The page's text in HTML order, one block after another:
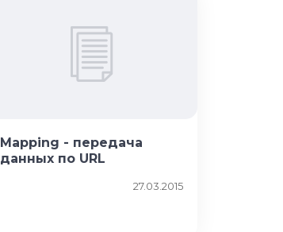
Mapping - передача
данных по URL
27.03.2015